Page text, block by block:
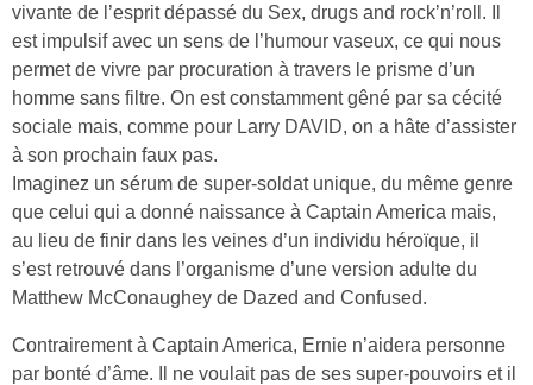
vivante de l’esprit dépassé du Sex, drugs and rock’n’roll. Il
est impulsif avec un sens de l’humour vaseux, ce qui nous
permet de vivre par procuration à travers le prisme d’un
homme sans filtre. On est constamment gêné par sa cécité
sociale mais, comme pour Larry DAVID, on a hâte d’assister
à son prochain faux pas.
Imaginez un sérum de super-soldat unique, du même genre
que celui qui a donné naissance à Captain America mais,
au lieu de finir dans les veines d’un individu héroïque, il
s’est retrouvé dans l’organisme d’une version adulte du
Matthew McConaughey de Dazed and Confused.
Contrairement à Captain America, Ernie n’aidera personne
par bonté d’âme. Il ne voulait pas de ses super-pouvoirs et il